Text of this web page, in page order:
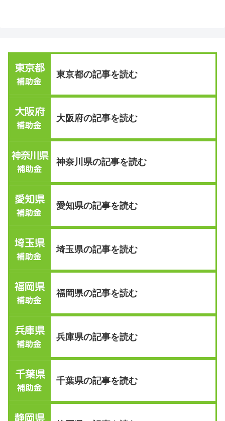
東京都の記事を読む
大阪府の記事を読む
神奈川県の記事を読む
愛知県の記事を読む
埼玉県の記事を読む
福岡県の記事を読む
兵庫県の記事を読む
千葉県の記事を読む